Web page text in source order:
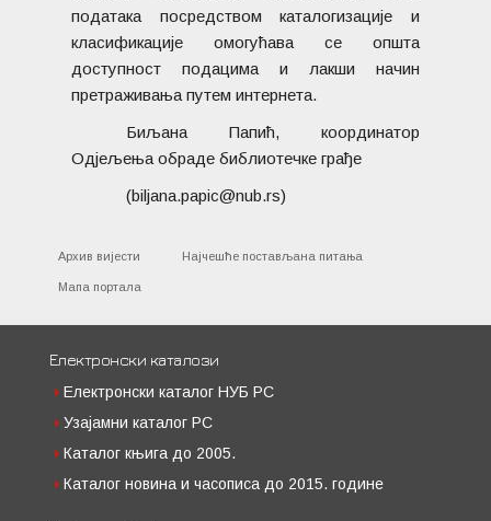
података посредством каталогизације и
класификације омогућава се општа
доступност подацима и лакши начин
претраживања путем интернета.
Биљана Папић, координатор
Одјељења обраде библиотечке грађе
(biljana.papic@nub.rs)
Архив вијести Најчешће постављана питања
Мапа портала
Електронски каталози
Електронски каталог НУБ РС
Узајамни каталог РС
Каталог књига до 2005.
Каталог новина и часописа до 2015. године